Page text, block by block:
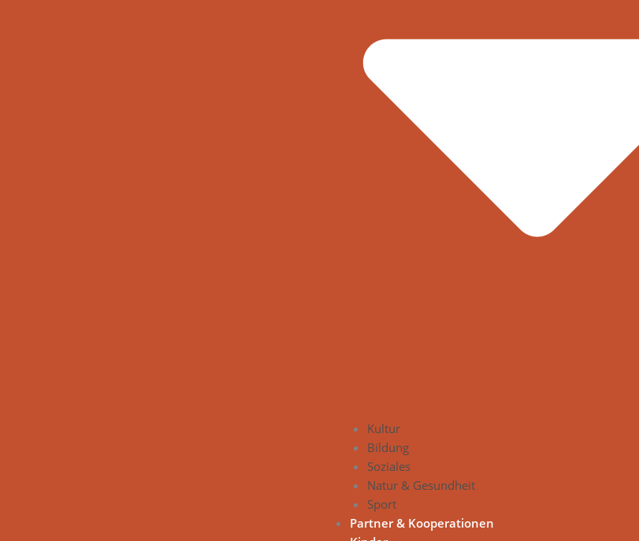
Kultur
Bildung
Soziales
Natur & Gesundheit
Sport
Partner & Kooperationen